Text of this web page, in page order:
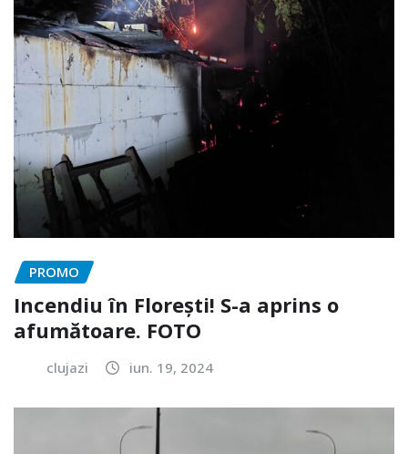
PROMO
Incendiu în Florești! S-a aprins o
afumătoare. FOTO
clujazi iun. 19, 2024